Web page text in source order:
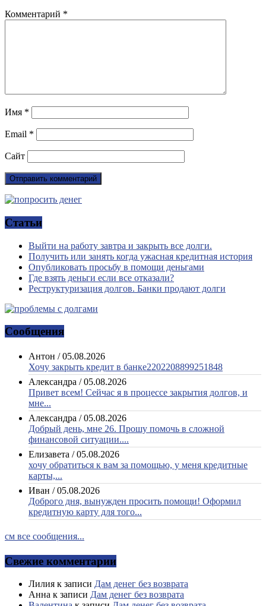
Комментарий *
Имя *
Email *
Сайт
Статьи
Выйти на работу завтра и закрыть все долги.
Получить или занять когда ужасная кредитная история
Опубликовать просьбу в помощи деньгами
Где взять деньги если все отказали?
Реструктуризация долгов. Банки продают долги
Сообщения
Антон /05.08.2026
Хочу закрыть кредит в банке2202208899251848
Александра /05.08.2026
Привет всем! Сейчас я в процессе закрытия долгов, и
мне...
Александра /05.08.2026
Добрый день, мне 26. Прошу помочь в сложной
финансовой ситуации....
Елизавета /05.08.2026
хочу обратиться к вам за помощью, у меня кредитные
карты,...
Иван /05.08.2026
Доброго дня, вынужден просить помощи! Оформил
кредитную карту для того...
см все сообщения...
Свежие комментарии
Лилия к записи Дам денег без возврата
Анна к записи Дам денег без возврата